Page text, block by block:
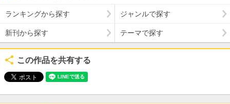
ランキングから探す ジャンルで探す
新刊から探す テーマで探す
この作品を共有する